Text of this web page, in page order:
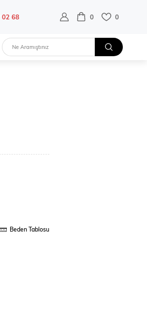
02 68 0 0
Beden Tablosu